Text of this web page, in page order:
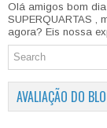
Olá amigos bom
SUPERQUARTAS ,
agora? Eis nossa
AVALIAÇÃO DO